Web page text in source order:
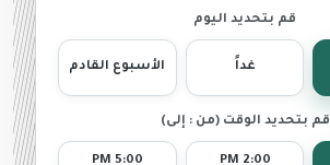
قم بتحديد اليوم
غداً الأسبوع القادم
قم بتحديد الوقت (من : إلى)
2:00 PM
5:00 PM